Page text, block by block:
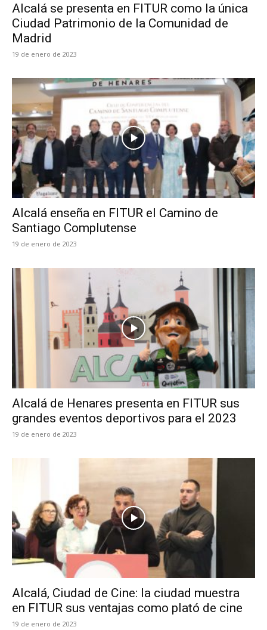
Alcalá se presenta en FITUR como la única
Ciudad Patrimonio de la Comunidad de
Madrid
19 de enero de 2023
Alcalá enseña en FITUR el Camino de
Santiago Complutense
19 de enero de 2023
Alcalá de Henares presenta en FITUR sus
grandes eventos deportivos para el 2023
19 de enero de 2023
Alcalá, Ciudad de Cine: la ciudad muestra
en FITUR sus ventajas como plató de cine
19 de enero de 2023